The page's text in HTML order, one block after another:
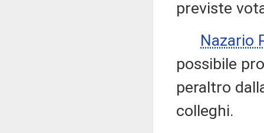
previste
Nazario
possibile
peraltro
colleghi.